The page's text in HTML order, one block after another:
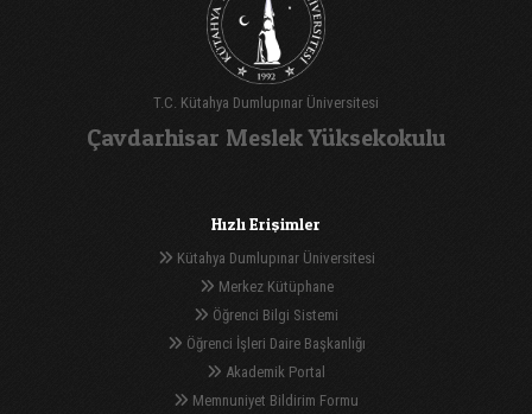
T.C. Kütahya Dumlupınar Üniversitesi
Çavdarhisar Meslek Yüksekokulu
Hızlı Erişimler
Kütahya Dumlupınar Üniversitesi
Merkez Kütüphane
Öğrenci Bilgi Sistemi
Öğrenci İşleri Daire Başkanlığı
Akademik Portal
Memnuniyet Bildirim Formu